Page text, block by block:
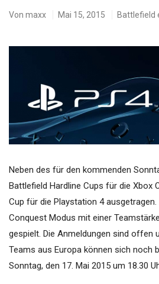
Von maxx Mai 15, 2015 Battlefield
Neben des für den kommenden
Battlefield Hardline Cups für die Xbox
Cup für die Playstation 4
Conquest Modus mit einer
gespielt. Die Anmeldungen sind offen
Teams aus Europa können sich noch
Sonntag, den 17. Mai 2015 um 18.30